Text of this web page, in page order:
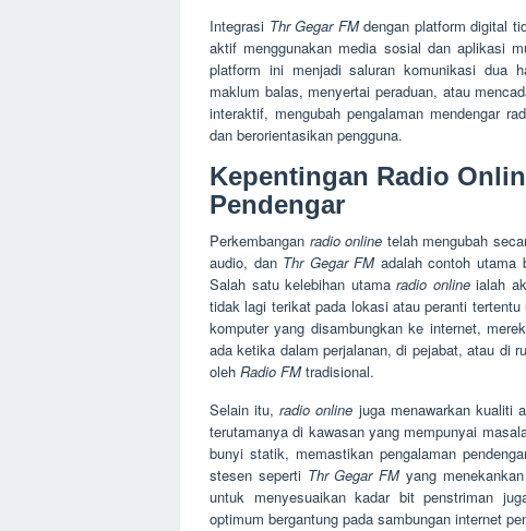
Integrasi Thr Gegar FMdengan platform digital
aktif menggunakan media sosial dan aplikasi
platform ini menjadi saluran komunikasi dua
maklum balas, menyertai peraduan, atau
interaktif, mengubah pengalaman mendengar
dan berorientasikan pengguna.
Kepentingan Radio
Pendengar
Perkembangan radio online telah mengubah
audio, dan Thr Gegar FMadalah contoh utama
Salah satu kelebihan utama radio onlineialah
tidak lagi terikat pada lokasi atau peranti
komputer yang disambungkan ke internet,
ada ketika dalam perjalanan, di pejabat, atau di
oleh Radio FMtradisional.
Selain itu,radio online juga menawarkan kualiti
terutamanya di kawasan yang mempunyai
bunyi statik, memastikan pengalaman
stesen seperti Thr Gegar FMyang
untuk menyesuaikan kadar bit penstriman
optimum bergantung pada sambungan internet